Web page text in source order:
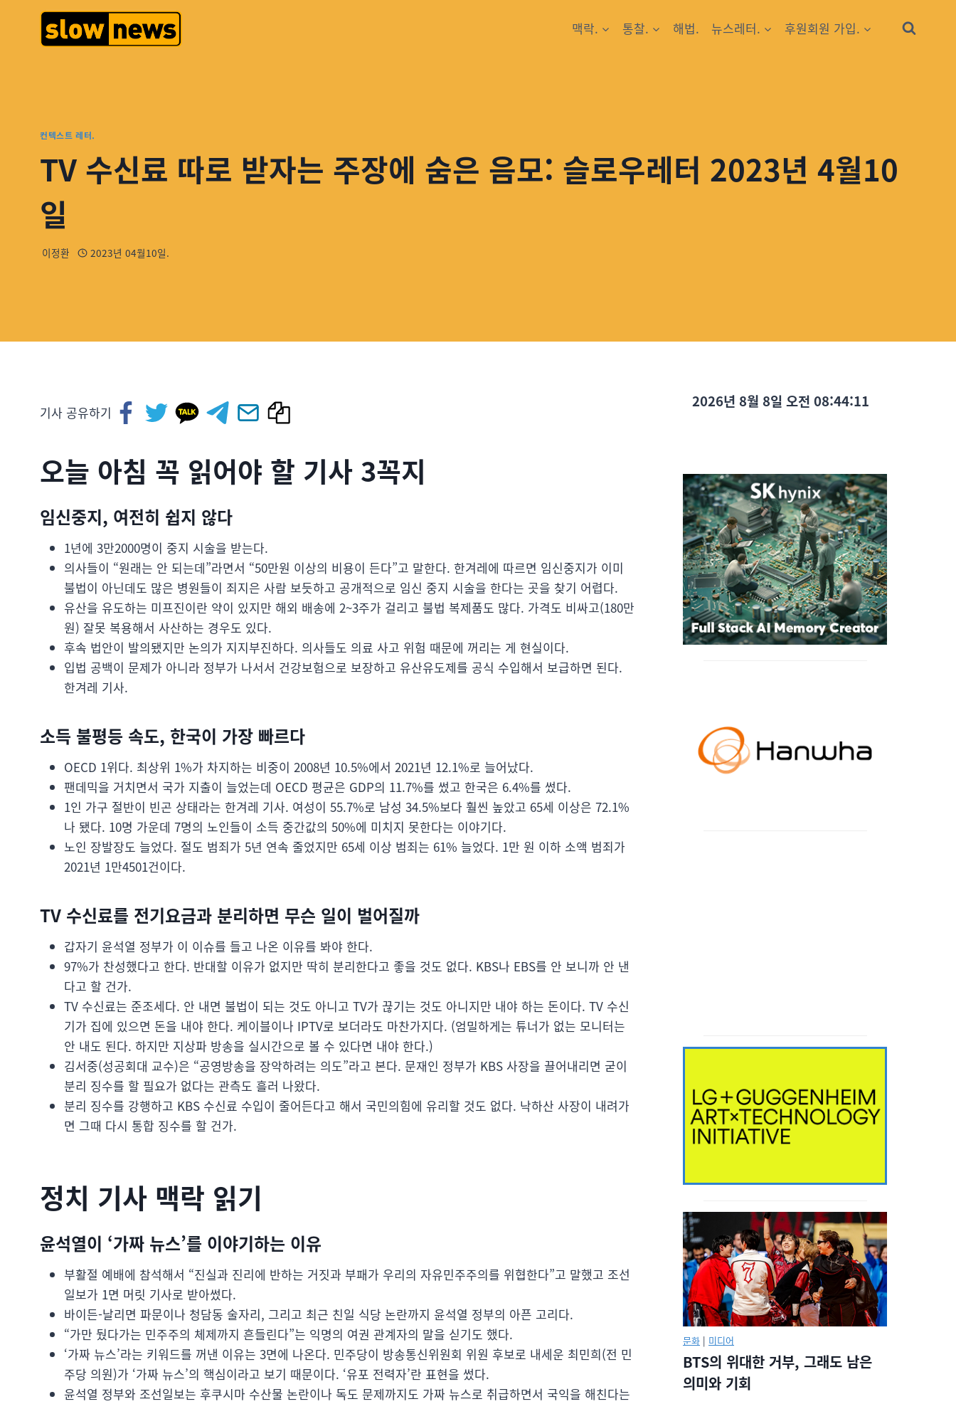
맥락. 통찰. 해법. 뉴스레터. 후원회원 가입.
컨텍스트 레터.
TV 수신료 따로 받자는 주장에 숨은 음모: 슬로우레터 2023년 4월10
일
이정환 2023년 04월10일.
기사 공유하기
오늘 아침 꼭 읽어야 할 기사 3꼭지
임신중지, 여전히 쉽지 않다
1년에 3만2000명이 중지 시술을 받는다.
의사들이 “원래는 안 되는데”라면서 “50만원 이상의 비용이 든다”고 말한다. 한겨레에 따르면 임신중지가 이미
불법이 아닌데도 많은 병원들이 죄지은 사람 보듯하고 공개적으로 임신 중지 시술을 한다는 곳을 찾기 어렵다.
유산을 유도하는 미프진이란 약이 있지만 해외 배송에 2~3주가 걸리고 불법 복제품도 많다. 가격도 비싸고(180만
원) 잘못 복용해서 사산하는 경우도 있다.
후속 법안이 발의됐지만 논의가 지지부진하다. 의사들도 의료 사고 위험 때문에 꺼리는 게 현실이다.
입법 공백이 문제가 아니라 정부가 나서서 건강보험으로 보장하고 유산유도제를 공식 수입해서 보급하면 된다.
한겨레 기사.
소득 불평등 속도, 한국이 가장 빠르다
OECD 1위다. 최상위 1%가 차지하는 비중이 2008년 10.5%에서 2021년 12.1%로 늘어났다.
팬데믹을 거치면서 국가 지출이 늘었는데 OECD 평균은 GDP의 11.7%를 썼고 한국은 6.4%를 썼다.
1인 가구 절반이 빈곤 상태라는 한겨레 기사. 여성이 55.7%로 남성 34.5%보다 훨씬 높았고 65세 이상은 72.1%
나 됐다. 10명 가운데 7명의 노인들이 소득 중간값의 50%에 미치지 못한다는 이야기다.
노인 장발장도 늘었다. 절도 범죄가 5년 연속 줄었지만 65세 이상 범죄는 61% 늘었다. 1만 원 이하 소액 범죄가
2021년 1만4501건이다.
TV 수신료를 전기요금과 분리하면 무슨 일이 벌어질까
갑자기 윤석열 정부가 이 이슈를 들고 나온 이유를 봐야 한다.
97%가 찬성했다고 한다. 반대할 이유가 없지만 딱히 분리한다고 좋을 것도 없다. KBS나 EBS를 안 보니까 안 낸
다고 할 건가.
TV 수신료는 준조세다. 안 내면 불법이 되는 것도 아니고 TV가 끊기는 것도 아니지만 내야 하는 돈이다. TV 수신
기가 집에 있으면 돈을 내야 한다. 케이블이나 IPTV로 보더라도 마찬가지다. (엄밀하게는 튜너가 없는 모니터는
안 내도 된다. 하지만 지상파 방송을 실시간으로 볼 수 있다면 내야 한다.)
김서중(성공회대 교수)은 “공영방송을 장악하려는 의도”라고 본다. 문재인 정부가 KBS 사장을 끌어내리면 굳이
분리 징수를 할 필요가 없다는 관측도 흘러 나왔다.
분리 징수를 강행하고 KBS 수신료 수입이 줄어든다고 해서 국민의힘에 유리할 것도 없다. 낙하산 사장이 내려가
면 그때 다시 통합 징수를 할 건가.
정치 기사 맥락 읽기
윤석열이 ‘가짜 뉴스’를 이야기하는 이유
부활절 예배에 참석해서 “진실과 진리에 반하는 거짓과 부패가 우리의 자유민주주의를 위협한다”고 말했고 조선
일보가 1면 머릿 기사로 받아썼다.
바이든-날리면 파문이나 청담동 술자리, 그리고 최근 친일 식당 논란까지 윤석열 정부의 아픈 고리다.
“가만 뒀다가는 민주주의 체제까지 흔들린다”는 익명의 여권 관계자의 말을 싣기도 했다.
‘가짜 뉴스’라는 키워드를 꺼낸 이유는 3면에 나온다. 민주당이 방송통신위원회 위원 후보로 내세운 최민희(전 민
주당 의원)가 ‘가짜 뉴스’의 핵심이라고 보기 때문이다. ‘유포 전력자’란 표현을 썼다.
윤석열 정부와 조선일보는 후쿠시마 수산물 논란이나 독도 문제까지도 가짜 뉴스로 취급하면서 국익을 해친다는
2026년 8월 8일 오전 08:44:13
문화 | 미디어
BTS의 위대한 거부, 그래도 남은
의미와 기회